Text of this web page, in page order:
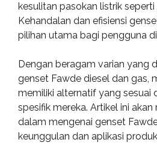
kesulitan pasokan listrik seperti
Kehandalan dan efisiensi
pilihan utama bagi pengguna
Dengan beragam varian yang
genset Fawde diesel dan gas,
memiliki alternatif yang sesuai
spesifik mereka. Artikel ini
dalam mengenai genset
keunggulan dan aplikasi